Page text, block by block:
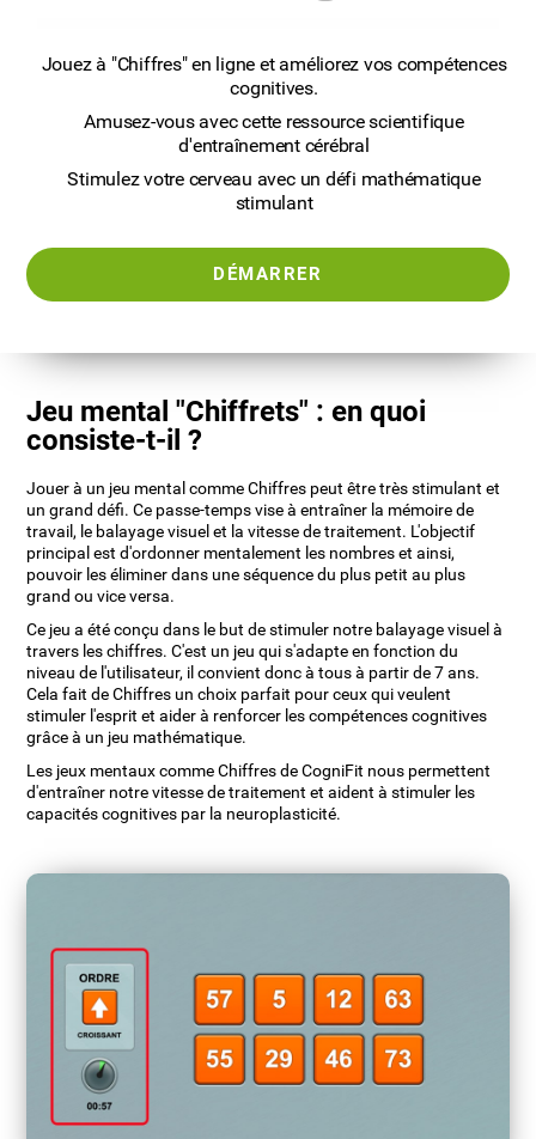
Jouez à "Chiffres" en ligne et améliorez vos compétences
cognitives.
Amusez-vous avec cette ressource scientifique
d'entraînement cérébral
Stimulez votre cerveau avec un défi mathématique
stimulant
DÉMARRER
Jeu mental "Chiffrets" : en quoi
consiste-t-il ?
Jouer à un jeu mental comme Chiffres peut être très stimulant et
un grand défi. Ce passe-temps vise à entraîner la mémoire de
travail, le balayage visuel et la vitesse de traitement. L'objectif
principal est d'ordonner mentalement les nombres et ainsi,
pouvoir les éliminer dans une séquence du plus petit au plus
grand ou vice versa.
Ce jeu a été conçu dans le but de stimuler notre balayage visuel à
travers les chiffres. C'est un jeu qui s'adapte en fonction du
niveau de l'utilisateur, il convient donc à tous à partir de 7 ans.
Cela fait de Chiffres un choix parfait pour ceux qui veulent
stimuler l'esprit et aider à renforcer les compétences cognitives
grâce à un jeu mathématique.
Les jeux mentaux comme Chiffres de CogniFit nous permettent
d'entraîner notre vitesse de traitement et aident à stimuler les
capacités cognitives par la neuroplasticité.